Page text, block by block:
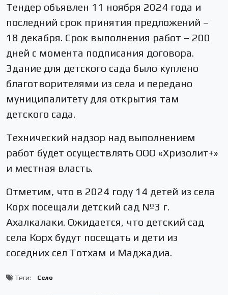
Тендер объявлен 11 ноября 2024 года и
последний срок принятия предложений –
18 декабря. Срок выполнения работ – 200
дней с момента подписания договора.
Здание для детского сада было куплено
благотворителями из села и передано
муниципалитету для открытия там
детского сада.
Технический надзор над выполнением
работ будет осуществлять ООО «Хризолит+»
и местная власть.
Отметим, что в 2024 году 14 детей из села
Корх посещали детский сад №3 г.
Ахалкалаки. Ожидается, что детский сад
села Корх будут посещать и дети из
соседних сел Тотхам и Маджадиа.
Теги: Село